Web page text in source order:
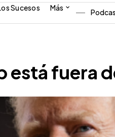
Sucesos Más
está fuera